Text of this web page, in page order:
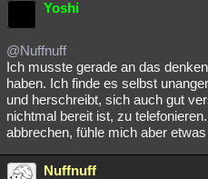
Yoshi
@Nuffnuff
Ich musste gerade an das
haben. Ich finde es selbst
und herschreibt, sich auch gut
nichtmal bereit ist, zu
abbrechen, fühle mich aber
Nuffnuff